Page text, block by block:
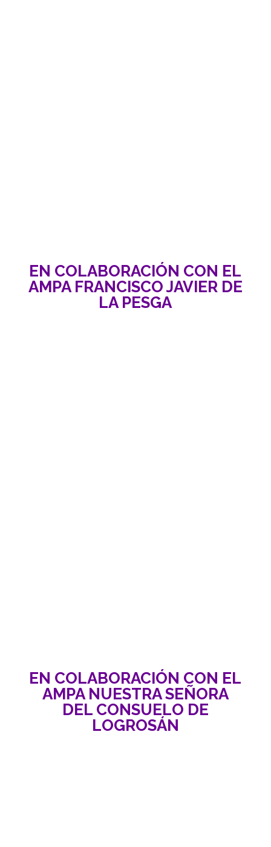
EN COLABORACIÓN CON EL
AMPA FRANCISCO JAVIER DE
LA PESGA
EN COLABORACIÓN CON EL
AMPA NUESTRA SEÑORA
DEL CONSUELO DE
LOGROSÁN